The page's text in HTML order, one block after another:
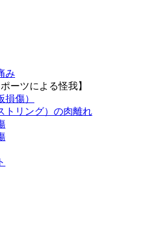
み
ーツによる怪我】
傷）
トリング）の肉離れ